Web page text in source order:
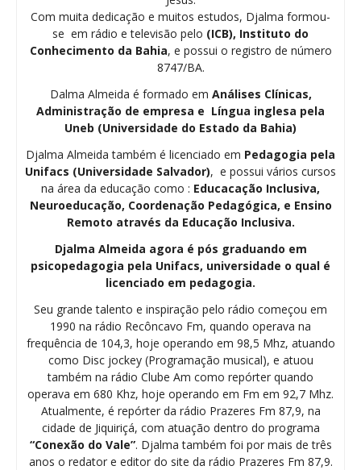
Com muita dedicação e muitos estudos, Djalma formou-
se em rádio e televisão pelo (ICB), Instituto do
Conhecimento da Bahia, e possui o registro de número
8747/BA.
Dalma Almeida é formado em Análises Clínicas,
Administração de empresa e Língua inglesa pela
Uneb (Universidade do Estado da Bahia)
Djalma Almeida também é licenciado em Pedagogia pela
Unifacs (Universidade Salvador), e possui vários cursos
na área da educação como : Educacação Inclusiva,
Neuroeducação, Coordenação Pedagógica, e Ensino
Remoto através da Educação Inclusiva.
Djalma Almeida agora é pós graduando em
psicopedagogia pela Unifacs, universidade o qual é
licenciado em pedagogia.
Seu grande talento e inspiração pelo rádio começou em
1990 na rádio Recôncavo Fm, quando operava na
frequência de 104,3, hoje operando em 98,5 Mhz, atuando
como Disc jockey (Programação musical), e atuou
também na rádio Clube Am como repórter quando
operava em 680 Khz, hoje operando em Fm em 92,7 Mhz.
Atualmente, é repórter da rádio Prazeres Fm 87,9, na
cidade de Jiquiriçá, com atuação dentro do programa
“Conexão do Vale”. Djalma também foi por mais de três
anos o redator e editor do site da rádio Prazeres Fm 87,9.